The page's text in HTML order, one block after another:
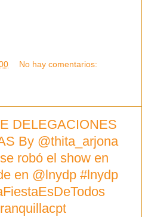
No hay comentarios:
DELEGACIONES
By @thita_arjona
robó el show en
en @lnydp #lnydp